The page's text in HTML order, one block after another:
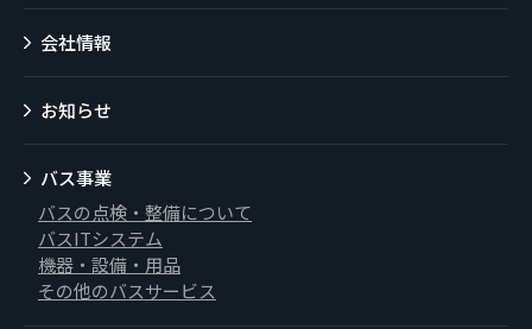
会社情報
お知らせ
バス事業
バスの点検・整備について
バスITシステム
機器・設備・用品
その他のバスサービス